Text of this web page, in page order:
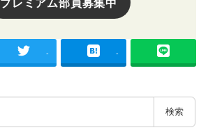
- -
検索